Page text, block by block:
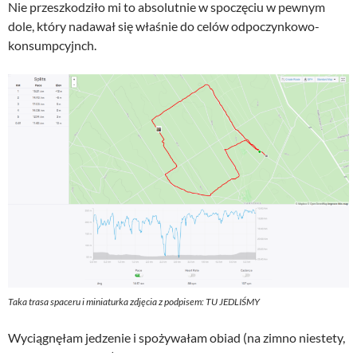
Nie przeszkodziło mi to absolutnie w spoczęciu w pewnym
dole, który nadawał się właśnie do celów odpoczynkowo-
konsumpcyjnch.
Taka trasa spaceru i miniaturka zdjęcia z podpisem: TU JEDLIŚMY
Wyciągnęłam jedzenie i spożywałam obiad (na zimno niestety,